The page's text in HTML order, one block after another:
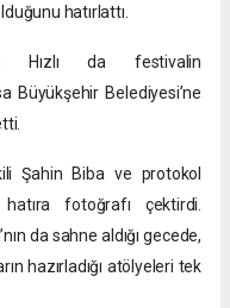
hatırlattı.
Hızlı da festivalin
Büyükşehir Belediyesi’ne
Şahin Biba ve protokol
fotoğrafı çektirdi.
da sahne aldığı gecede,
hazırladığı atölyeleri tek